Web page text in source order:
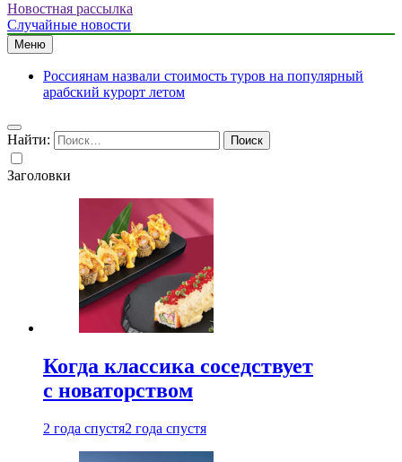
Новостная рассылка
Случайные новости
Меню
Россиянам назвали стоимость туров на популярный
арабский курорт летом
Найти:
Заголовки
Когда классика соседствует
с новаторством
2 года спустя2 года спустя